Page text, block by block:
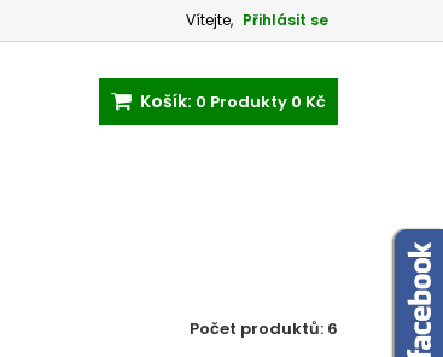
Vítejte, Přihlásit se
Košík: 0 Produkty 0 Kč
Počet produktů: 6